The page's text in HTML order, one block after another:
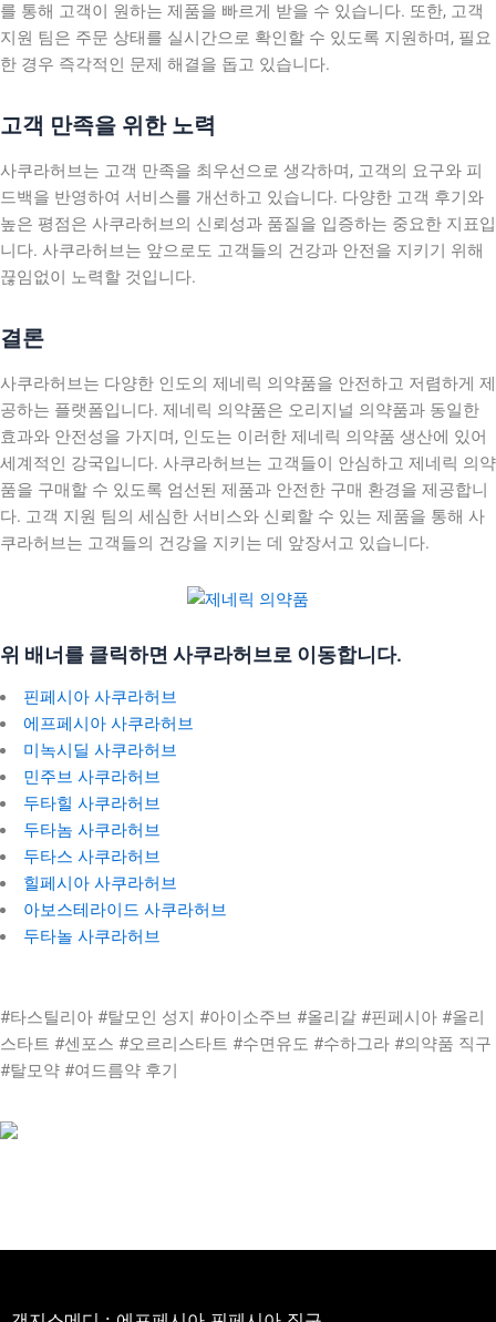
를 통해 고객이 원하는 제품을 빠르게 받을 수 있습니다. 또한, 고객
지원 팀은 주문 상태를 실시간으로 확인할 수 있도록 지원하며, 필요
한 경우 즉각적인 문제 해결을 돕고 있습니다.
고객 만족을 위한 노력
사쿠라허브는 고객 만족을 최우선으로 생각하며, 고객의 요구와 피
드백을 반영하여 서비스를 개선하고 있습니다. 다양한 고객 후기와
높은 평점은 사쿠라허브의 신뢰성과 품질을 입증하는 중요한 지표입
니다. 사쿠라허브는 앞으로도 고객들의 건강과 안전을 지키기 위해
끊임없이 노력할 것입니다.
결론
사쿠라허브는 다양한 인도의 제네릭 의약품을 안전하고 저렴하게 제
공하는 플랫폼입니다. 제네릭 의약품은 오리지널 의약품과 동일한
효과와 안전성을 가지며, 인도는 이러한 제네릭 의약품 생산에 있어
세계적인 강국입니다. 사쿠라허브는 고객들이 안심하고 제네릭 의약
품을 구매할 수 있도록 엄선된 제품과 안전한 구매 환경을 제공합니
다. 고객 지원 팀의 세심한 서비스와 신뢰할 수 있는 제품을 통해 사
쿠라허브는 고객들의 건강을 지키는 데 앞장서고 있습니다.
위 배너를 클릭하면 사쿠라허브로 이동합니다.
핀페시아 사쿠라허브
에프페시아 사쿠라허브
미녹시딜 사쿠라허브
민주브 사쿠라허브
두타힐 사쿠라허브
두타놈 사쿠라허브
두타스 사쿠라허브
힐페시아 사쿠라허브
아보스테라이드 사쿠라허브
두타놀 사쿠라허브
#타스틸리아 #탈모인 성지 #아이소주브 #올리갈 #핀페시아 #올리
스타트 #센포스 #오르리스타트 #수면유도 #수하그라 #의약품 직구
#탈모약 #여드름약 후기